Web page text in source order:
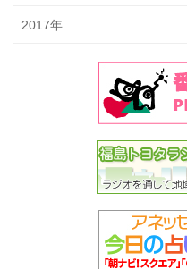
2017年